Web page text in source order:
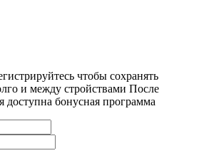
чтобы сохранять
и между стройствами После
доступна бонусная программа